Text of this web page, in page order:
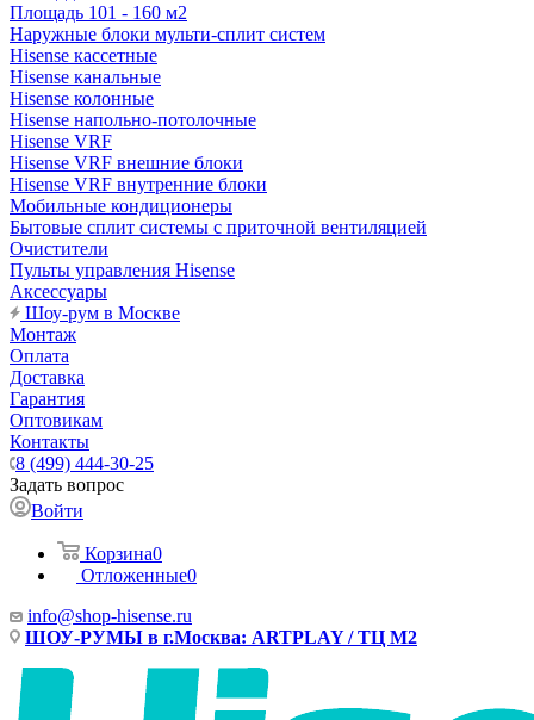
Площадь 101 - 160 м2
Наружные блоки мульти-сплит систем
Hisense кассетные
Hisense канальные
Hisense колонные
Hisense напольно-потолочные
Hisense VRF
Hisense VRF внешние блоки
Hisense VRF внутренние блоки
Мобильные кондиционеры
Бытовые сплит системы с приточной вентиляцией
Очистители
Пульты управления Hisense
Аксессуары
Шоу-рум в Москве
Монтаж
Оплата
Доставка
Гарантия
Оптовикам
Контакты
8 (499) 444-30-25
Задать вопрос
Войти
Корзина0
Отложенные0
info@shop-hisense.ru
ШОУ-РУМЫ в г.Москва: ARTPLAY / ТЦ М2